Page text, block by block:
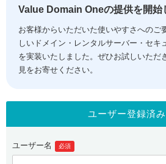
ドメイン移管
ドメイン価格一覧
ドメイン一括検索
.jpドメインオークション
gTLDオークション NEW!
.jpドメインバックオーダー
コアサーバー
バリューサーバー
XREA
セキュリティトップ
Value Domain ネットde診断
SSL証明書
サービストップ
お得意様割引
紹介制度
ログイン
Value Domain Oneの提供を開始
お客様からいただいた使いやすさへのご
しいドメイン・レンタルサーバー・セキ
を実装いたしました。ぜひお試しいただ
見をお寄せください。
ユーザー登録済
ユーザー名 必須